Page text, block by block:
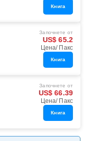
Книга
Започнете от
US$ 65.2
Цена/ Пакс
Книга
Започнете от
US$ 66.39
Цена/ Пакс
Книга